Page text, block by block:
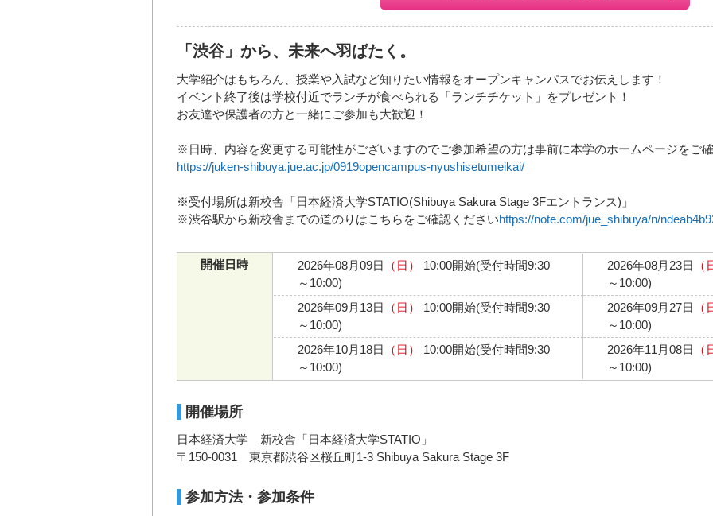
「渋谷」から、未来へ羽ばたく。
大学紹介はもちろん、授業や入試など知りたい情報をオープンキャンパスでお伝えします！
イベント終了後は学校付近でランチが食べられる「ランチチケット」をプレゼント！
お友達や保護者の方と一緒にご参加も大歓迎！
※日時、内容を変更する可能性がございますのでご参加希望の方は事前に本学のホームページをご
https://juken-shibuya.jue.ac.jp/0919opencampus-nyushisetumeikai/
※受付場所は新校舎「日本経済大学STATIO(Shibuya Sakura Stage 3Fエントランス)」
※渋谷駅から新校舎までの道のりはこちらをご確認くださいhttps://note.com/jue_shibuya/n/
開催日時 2026年08月09日 （日）
10:00開始(受付時間9:30
～10:00)
2026年08月23日 （
～10:00)
2026年09月13日
（日）
10:00開始(受付時間9:30
～10:00)
2026年09月27日 （
～10:00)
2026年10月18日
（日）
10:00開始(受付時間9:30
～10:00)
2026年11月08日 （
～10:00)
開催場所
日本経済大学 新校舎「日本経済大学STATIO」
〒150-0031 東京都渋谷区桜丘町1-3 Shibuya Sakura Stage 3F
参加方法・参加条件